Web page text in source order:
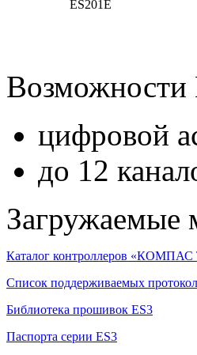
ES201E
Возможности
цифровой
до 12
Загружаемые
Каталог контроллеров «КОМПАС
Список поддерживаемых
Библиотека прошивок ES3
Паспорта серии ES3